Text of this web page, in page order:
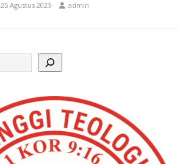
25 Agustus 2023 admin